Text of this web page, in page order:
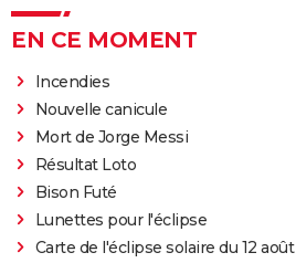
EN CE MOMENT
Incendies
Nouvelle canicule
Mort de Jorge Messi
Résultat Loto
Bison Futé
Lunettes pour l'éclipse
Carte de l'éclipse solaire du 12 août